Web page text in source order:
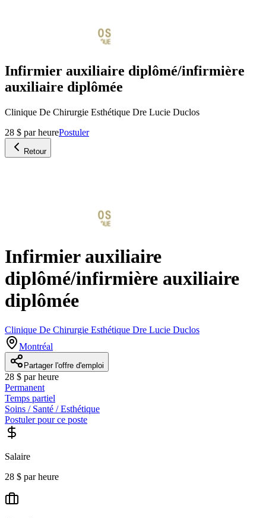
Infirmier auxiliaire diplômé/infirmière
auxiliaire diplômée
Clinique De Chirurgie Esthétique Dre Lucie Duclos
28 $ par heurePostuler
Retour
Infirmier auxiliaire
diplômé/infirmière auxiliaire
diplômée
Clinique De Chirurgie Esthétique Dre Lucie Duclos
Montréal
Partager l'offre d'emploi
28 $ par heure
Permanent
Temps partiel
Soins / Santé / Esthétique
Postuler pour ce poste
Salaire
28 $ par heure